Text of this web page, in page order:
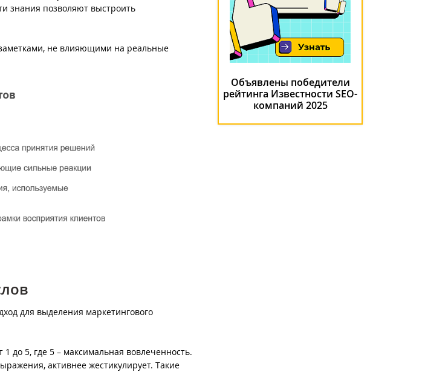
знания позволяют выстроить
не влияющими на реальные
для выделения маркетингового
до 5, где 5 – максимальная вовлеченность.
активнее жестикулирует. Такие
Объявлены победители
рейтинга Известности SEO-
компаний 2025